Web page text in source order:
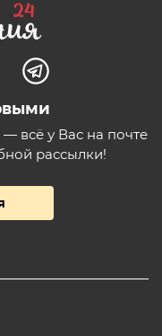
всё у Вас на почте
рассылки!